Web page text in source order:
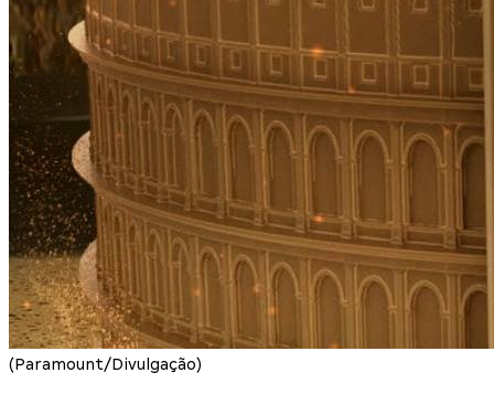
(Paramount/Divulgação)